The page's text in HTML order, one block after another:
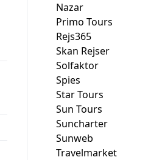
Nazar
Primo Tours
Rejs365
Skan Rejser
Solfaktor
Spies
Star Tours
Sun Tours
Suncharter
Sunweb
Travelmarket